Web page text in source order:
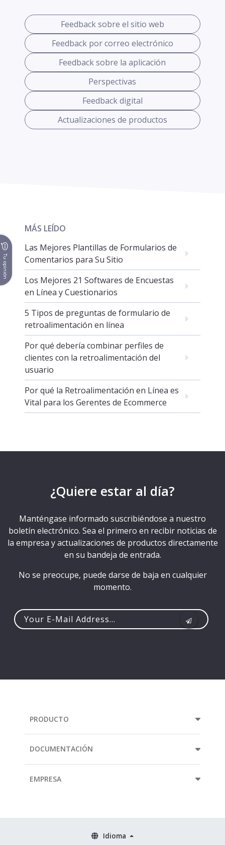
Feedback sobre el sitio web
Feedback por correo electrónico
Feedback sobre la aplicación
Perspectivas
Feedback digital
Actualizaciones de productos
MÁS LEÍDO
Las Mejores Plantillas de Formularios de
Comentarios para Su Sitio
Los Mejores 21 Softwares de Encuestas
en Línea y Cuestionarios
5 Tipos de preguntas de formulario de
retroalimentación en línea
Por qué debería combinar perfiles de
clientes con la retroalimentación del
usuario
Por qué la Retroalimentación en Línea es
Vital para los Gerentes de Ecommerce
¿Quiere estar al día?
Manténgase informado suscribiéndose a nuestro
boletín electrónico. Sea el primero en recibir noticias de
la empresa y actualizaciones de productos directamente
en su bandeja de entrada.
No se preocupe, puede darse de baja en cualquier
momento.
PRODUCTO
DOCUMENTACIÓN
EMPRESA
Idioma
Tu opinión